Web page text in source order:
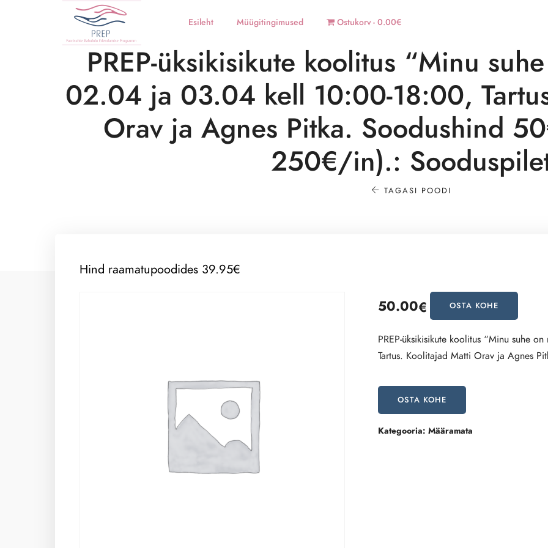
Esileht Müügitingimused Ostukorv 0.00€
PREP-üksikisikute koolitus “Minu
02.04 ja 03.04 kell 10:00-18:00,
Orav ja Agnes Pitka. Soodushind
250€/in).:
TAGASI POODI
Hind raamatupoodides 39.95€
50.00€ OSTA KOHE
PREP-üksikisikute koolitus “Minu suhe
Tartus. Koolitajad Matti Orav ja Agnes
OSTA KOHE
Kategooria: Määramata